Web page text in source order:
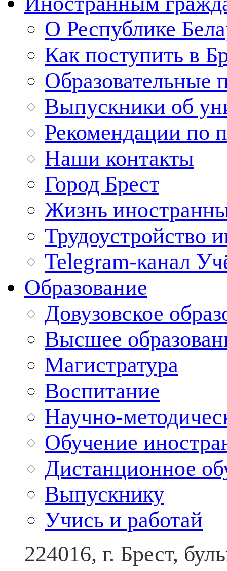
О Республике
Как поступить в
Образовательные
Выпускники об
Рекомендации по
Наши контакты
Город Брест
Жизнь
Трудоустройство
Telegram-канал
Образование
Довузовское
Высшее
Магистратура
Воспитание
Научно-
Обучение
Дистанционное
Выпускнику
Учись и работай
224016, г. Брест,